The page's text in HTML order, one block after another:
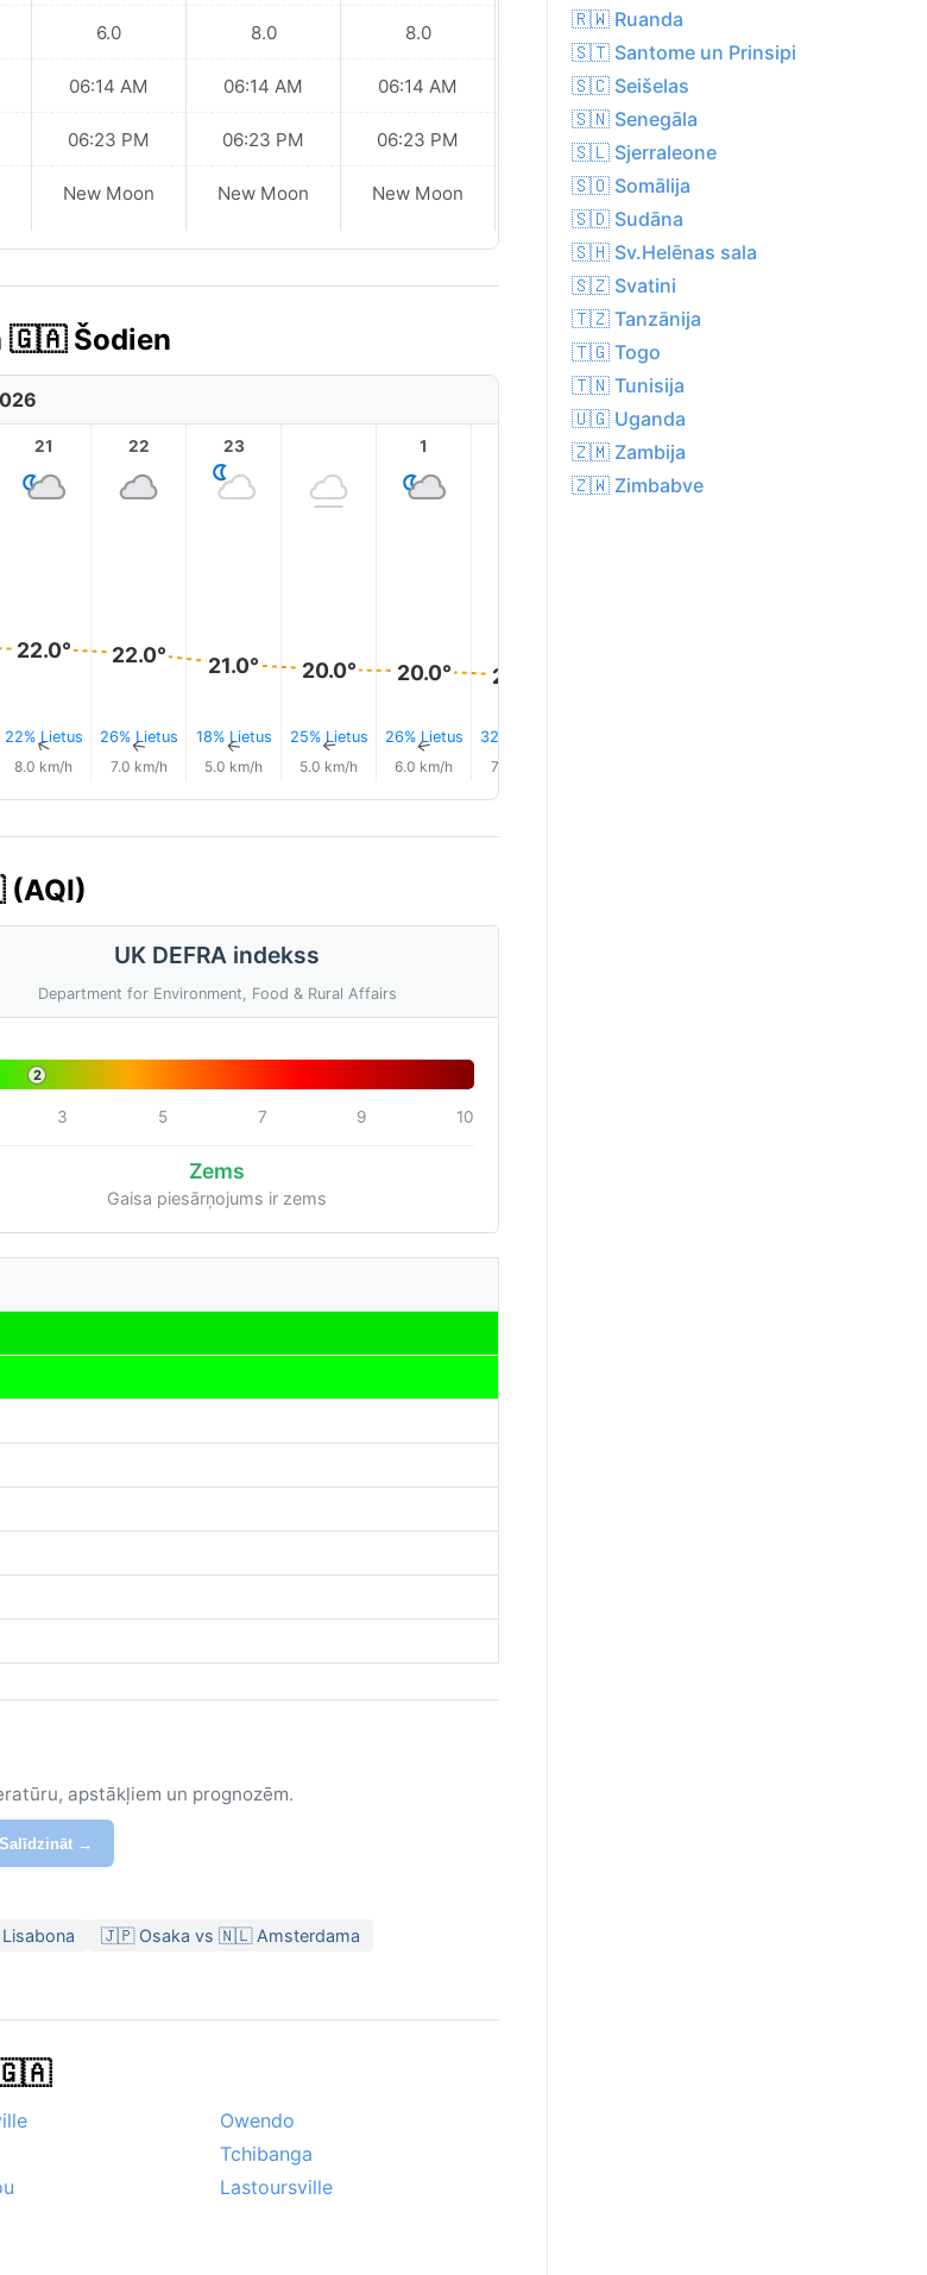
6.0
06:14 AM
06:23 PM
New Moon
8.0
06:14 AM
06:23 PM
New Moon
8.0
06:14 AM
06:23 PM
New Moon
6.0
06:14 AM
06:22 PM
New Moon
🇬🇦 Šodien
21
22.0°
22% Lietus
↑
8.0 km/h
22
22.0°
26% Lietus
↑
7.0 km/h
23
21.0°
18% Lietus
↑
5.0 km/h
20.0°
25% Lietus
↑
5.0 km/h
1
20.0°
26% Lietus
↑
6.0 km/h
20.0°
32% Lietus
7.0 km/h
3
(AQI)
UK DEFRA indekss
Department for Environment, Food & Rural Affairs
2
3 5 7 9 10
Zems
Gaisa piesārņojums ir zems
apstākļiem un prognozēm.
Salīdzināt →
🇯🇵 Osaka vs 🇳🇱 Amsterdama
🇬🇦
Owendo
Tchibanga
Lastoursville
🇷🇼 Ruanda
🇸🇹 Santome un Prinsipi
🇸🇨 Seišelas
🇸🇳 Senegāla
🇸🇱 Sjerraleone
🇸🇴 Somālija
🇸🇩 Sudāna
🇸🇭 Sv.Helēnas sala
🇸🇿 Svatini
🇹🇿 Tanzānija
🇹🇬 Togo
🇹🇳 Tunisija
🇺🇬 Uganda
🇿🇲 Zambija
🇿🇼 Zimbabve